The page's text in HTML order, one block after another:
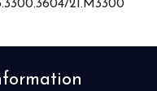
21.M3300